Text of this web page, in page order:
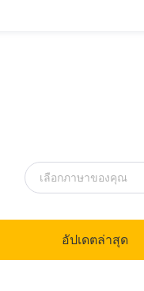
อัปเดตล่าสุด